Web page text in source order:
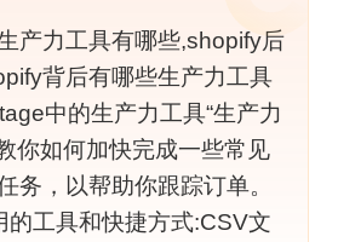
产力工具有哪些,shopify后
背后有哪些生产力工具
中的生产力工具“生产力
你如何加快完成一些常见
务，以帮助你跟踪订单。
的工具和快捷方式:CSV文